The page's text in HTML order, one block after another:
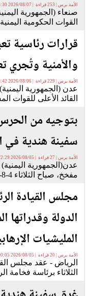
الأمة برس | 253 قراءة | 2026/08/07 05:30 AM
القوات الحكومية
قرارات رئاسية
والأمنية وتُجري
الأمة برس | 229 قراءة | 2026/08/06 00:42 AM
عدن (الجمهورية
القائد الأعلى للقوات
بتوجيه من
سفينة هندية في
الأمة برس | 27 قراءة | 2026/08/05 22:29 PM
عدن(الجمهورية
مفخخ، صباح الثلاثاء 4-8-2026، سفينة شحن مدن
مجلس القيادة
الدولة وقدراتها
المليشيات
الأمة برس | 20 قراءة | 2026/08/05 00:05 AM
الرياض - عقد مجلس
الثلاثاء برئاسة فخامة